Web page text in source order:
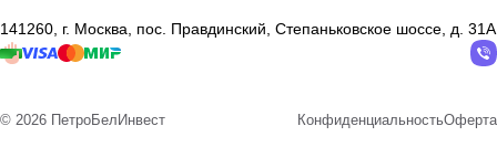
141260, г. Москва, пос. Правдинский, Степаньковское шоссе, д. 31А
© 2026 ПетроБелИнвест КонфиденциальностьОферта